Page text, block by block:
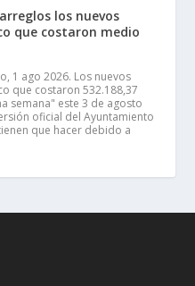
los nuevos
que costaron medio
1 ago 2026. Los nuevos
que costaron 532.188,37
semana" este 3 de agosto
oficial del Ayuntamiento
que hacer debido a